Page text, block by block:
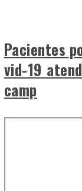
Pacientes
vid-19
camp